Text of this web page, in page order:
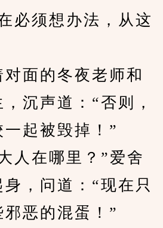
须想办法，从这
面的冬夜老师和
沉声道：“否则，
起被毁掉！”
在哪里？”爱舍
，问道：“现在只
恶的混蛋！”